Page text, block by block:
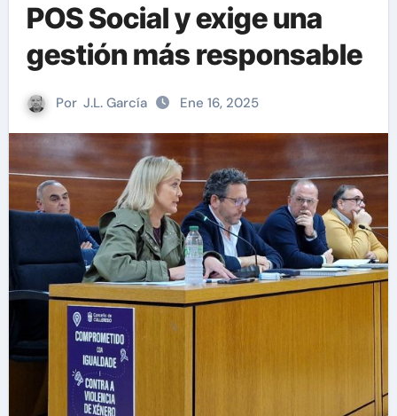
POS Social y exige una
gestión más responsable
Por J.L. García Ene 16, 2025